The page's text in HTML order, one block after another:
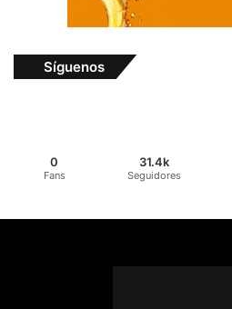
Síguenos
0
Fans
31.4k
Seguidores